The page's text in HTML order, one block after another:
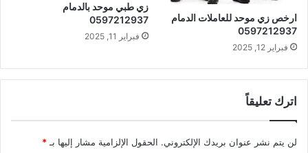
ارخص زي موحد للعاملات الدمام
0597212937
فبراير 12, 2025
زي طبي موحد بالدمام
0597212937
فبراير 11, 2025
اترك تعليقاً
لن يتم نشر عنوان بريدك الإلكتروني. الحقول الإلزامية مشار إليها بـ *